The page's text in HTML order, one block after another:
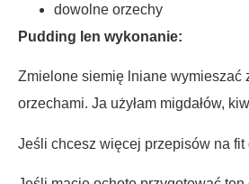
dowolne orzechy
Pudding len wykonanie:
Zmielone siemię lniane wymieszać
orzechami. Ja użyłam migdałów,
Jeśli chcesz więcej przepisów na fit